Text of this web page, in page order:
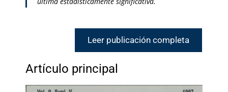
Leer publicación completa
Artículo principal